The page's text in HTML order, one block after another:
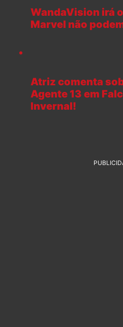
WandaVision irá
Marvel não
Atriz comenta
Agente 13 em
Invernal!